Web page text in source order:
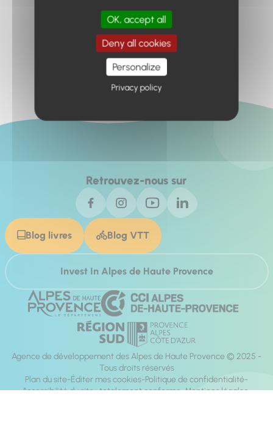
Retour à l'accueil
Retrouvez-nous sur
Blog livres Blog VTT
Invest In Alpes de Haute Provence
Agence de développement des Alpes de Haute Provence © 2025 -
Tous droits réservés
Plan du site Éditer mes cookies Politique de confidentialité
Accessibilité du site : totalement conforme Mentions légales
OK, accept all
Deny all cookies
Personalize
Privacy policy